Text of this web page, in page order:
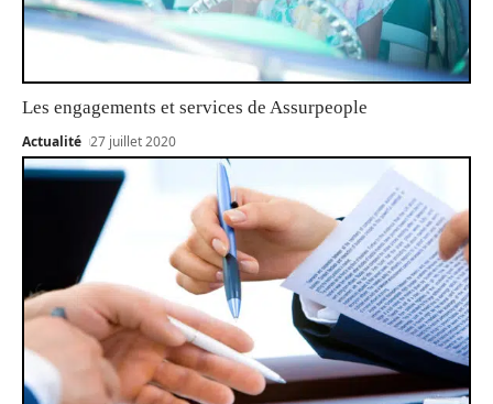
Les engagements et services de Assurpeople
Actualité 27 juillet 2020